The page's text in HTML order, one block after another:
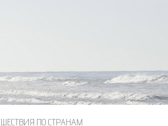
ПО СТРАНАМ